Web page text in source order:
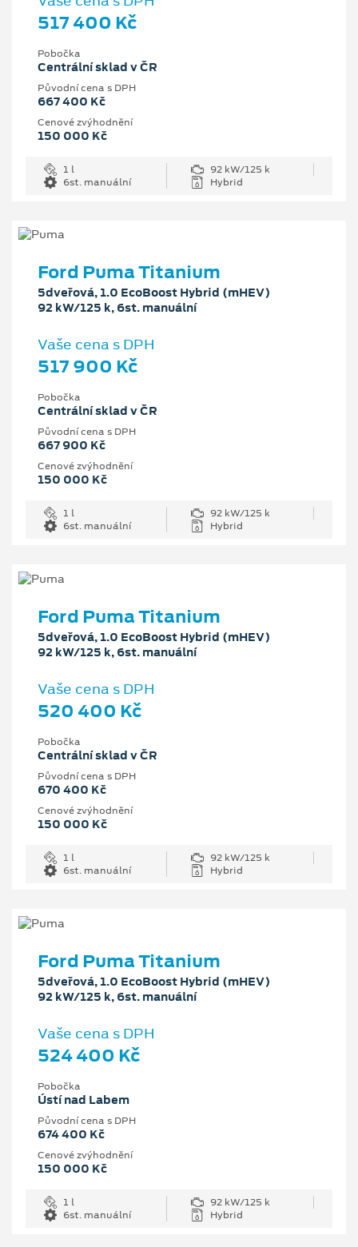
517 400 Kč
Pobočka
Centrální sklad v ČR
Původní cena s DPH
667 400 Kč
Cenové zvýhodnění
150 000 Kč
1 l
92 kW/125 k
6st. manuální
Hybrid
Ford Puma Titanium
5dveřová, 1.0 EcoBoost Hybrid (mHEV)
92 kW/125 k, 6st. manuální
Vaše cena s DPH
517 900 Kč
Pobočka
Centrální sklad v ČR
Původní cena s DPH
667 900 Kč
Cenové zvýhodnění
150 000 Kč
1 l
92 kW/125 k
6st. manuální
Hybrid
Ford Puma Titanium
5dveřová, 1.0 EcoBoost Hybrid (mHEV)
92 kW/125 k, 6st. manuální
Vaše cena s DPH
520 400 Kč
Pobočka
Centrální sklad v ČR
Původní cena s DPH
670 400 Kč
Cenové zvýhodnění
150 000 Kč
1 l
92 kW/125 k
6st. manuální
Hybrid
Ford Puma Titanium
5dveřová, 1.0 EcoBoost Hybrid (mHEV)
92 kW/125 k, 6st. manuální
Vaše cena s DPH
524 400 Kč
Pobočka
Ústí nad Labem
Původní cena s DPH
674 400 Kč
Cenové zvýhodnění
150 000 Kč
1 l
92 kW/125 k
6st. manuální
Hybrid